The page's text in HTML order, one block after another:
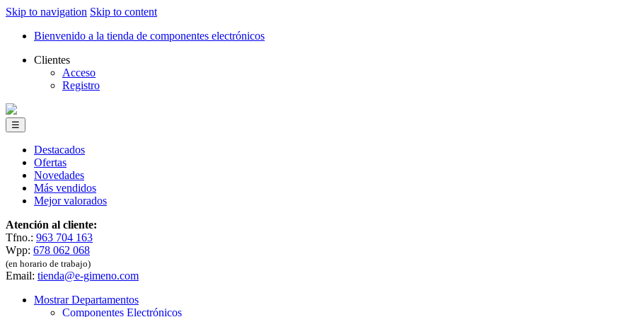
Skip to navigation Skip to content
Bienvenido a la tienda de componentes electrónicos
Clientes
Acceso
Registro
☰
Destacados
Ofertas
Novedades
Más vendidos
Mejor valorados
Atención al cliente:
Tfno.: 963 704 163
Wpp: 678 062 068
(en horario de trabajo)
Email: tienda@e-gimeno.com
Mostrar Departamentos
Componentes Electrónicos